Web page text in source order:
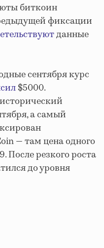
биткоин
фиксации
данные
сентября курс
$5000.
а самый
— там цена одного
После резкого роста
до уровня